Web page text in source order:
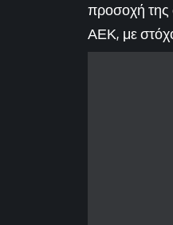
προσοχή της
ΑΕΚ, με